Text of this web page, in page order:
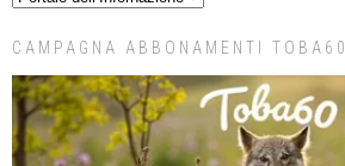
CAMPAGNA ABBONAMENTI TOBA60